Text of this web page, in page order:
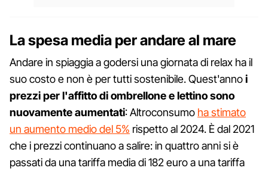
La spesa media per andare al mare
Andare in spiaggia a godersi una giornata di relax ha il
suo costo e non è per tutti sostenibile. Quest'annoi
prezzi per l'affitto di ombrellone e lettino sono
nuovamente aumentati: Altroconsumo ha stimato
un aumento medio del 5% rispetto al 2024. È dal 2021
che i prezzi continuano a salire: in quattro anni si è
passati da una tariffa media di 182 euro a una tariffa